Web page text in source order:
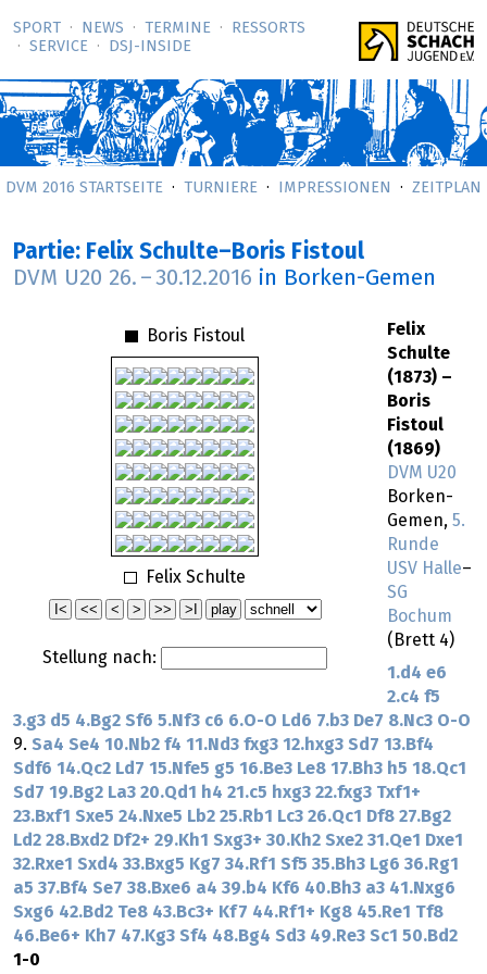
SPORT NEWS TERMINE
RESSORTS
SERVICE
DSJ-­INSIDE
DVM 2016 STARTSEITE TURNIERE IMPRESSIONEN ZEITPLAN
Partie: Felix Schulte–Boris Fistoul
DVM U20 26. – 30.12.2016 in Borken-Gemen
Boris Fistoul
Felix Schulte
Stellung nach:
Felix
Schulte
(1873) –
Boris
Fistoul
(1869)
DVM U20
Borken-
Gemen, 5.
Runde
USV Halle–
SG
Bochum
(Brett 4)
1.d4 e6
2.c4 f5
3.g3 d5 4.Bg2 Sf6 5.Nf3 c6 6.O-O Ld6 7.b3 De7 8.Nc3 O-O
9. Sa4 Se4 10.Nb2 f4 11.Nd3 fxg3 12.hxg3 Sd7 13.Bf4
Sdf6 14.Qc2 Ld7 15.Nfe5 g5 16.Be3 Le8 17.Bh3 h5 18.Qc1
Sd7 19.Bg2 La3 20.Qd1 h4 21.c5 hxg3 22.fxg3 Txf1+
23.Bxf1 Sxe5 24.Nxe5 Lb2 25.Rb1 Lc3 26.Qc1 Df8 27.Bg2
Ld2 28.Bxd2 Df2+ 29.Kh1 Sxg3+ 30.Kh2 Sxe2 31.Qe1
Dxe1
32.Rxe1 Sxd4 33.Bxg5 Kg7 34.Rf1 Sf5 35.Bh3 Lg6 36.Rg1
a5 37.Bf4 Se7 38.Bxe6 a4 39.b4 Kf6 40.Bh3 a3 41.Nxg6
Sxg6 42.Bd2 Te8 43.Bc3+ Kf7 44.Rf1+ Kg8 45.Re1 Tf8
46.Be6+ Kh7 47.Kg3 Sf4 48.Bg4 Sd3 49.Re3 Sc1 50.Bd2
1-0